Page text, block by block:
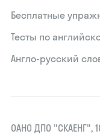
Бесплатные
Тесты по
Англо-русский
ОАНО ДПО "СКАЕНГ",